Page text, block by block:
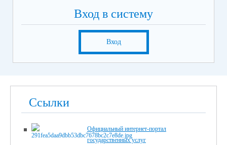
Вход в систему
Вход
Ссылки
Официальный интернет-портал
государственных услуг